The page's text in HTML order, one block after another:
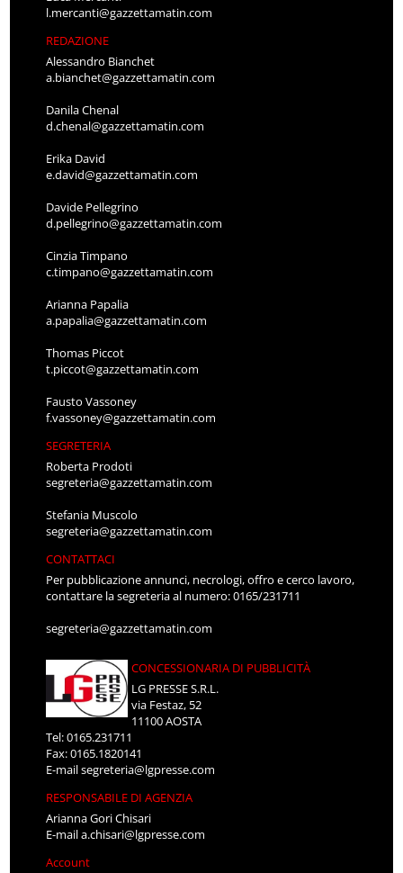
l.mercanti@gazzettamatin.com
REDAZIONE
Alessandro Bianchet
a.bianchet@gazzettamatin.com
Danila Chenal
d.chenal@gazzettamatin.com
Erika David
e.david@gazzettamatin.com
Davide Pellegrino
d.pellegrino@gazzettamatin.com
Cinzia Timpano
c.timpano@gazzettamatin.com
Arianna Papalia
a.papalia@gazzettamatin.com
Thomas Piccot
t.piccot@gazzettamatin.com
Fausto Vassoney
f.vassoney@gazzettamatin.com
SEGRETERIA
Roberta Prodoti
segreteria@gazzettamatin.com
Stefania Muscolo
segreteria@gazzettamatin.com
CONTATTACI
Per pubblicazione annunci, necrologi, offro e cerco lavoro,
contattare la segreteria al numero: 0165/231711
segreteria@gazzettamatin.com
CONCESSIONARIA DI PUBBLICITÀ
LG PRESSE S.R.L.
via Festaz, 52
11100 AOSTA
Tel: 0165.231711
Fax: 0165.1820141
E-mailsegreteria@lgpresse.com
RESPONSABILE DI AGENZIA
Arianna Gori Chisari
E-maila.chisari@lgpresse.com
Account